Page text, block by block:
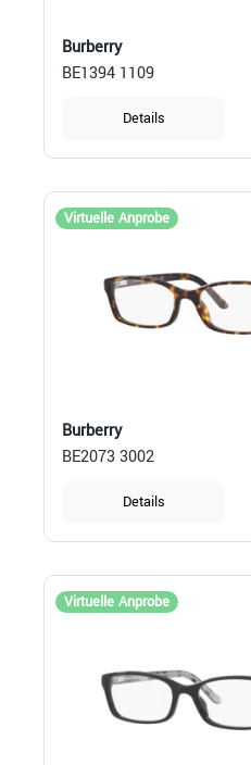
Burberry
BE1394 1109
Details
Virtuelle Anprobe
Burberry
BE2073 3002
Details
Virtuelle Anprobe